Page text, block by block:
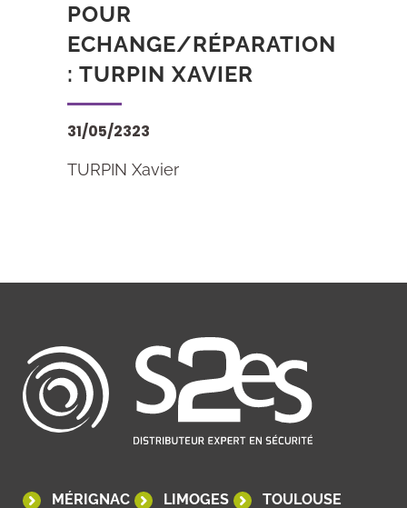
POUR
ECHANGE/RÉPARATION
: TURPIN XAVIER
31/05/2323
TURPIN Xavier
MÉRIGNAC LIMOGES TOULOUSE